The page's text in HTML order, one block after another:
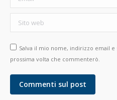
Sito web
Salva il mio nome, indirizzo email
prossima volta che commenterò.
Commenti sul post